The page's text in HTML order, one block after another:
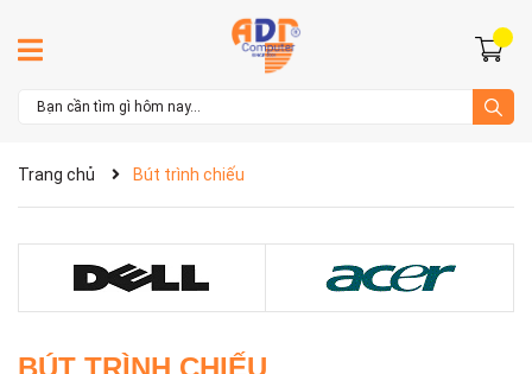
Trang chủ Bút trình chiếu
BÚT TRÌNH CHIẾU